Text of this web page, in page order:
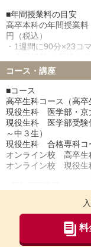
■年間授業料の目安
高卒本科の年間授業
円（税込）
・1週間に90分×23コ
・年間の週数は26週
集団授業702時間)。
度テスト・入試問題演
・上記に、季節講習・
■授業料以外の費用
〇入塾金 110,000円
〇年間カリキュラム
〇年間諸費（模試受
550,000円（税込）
★現役生（中学・高校
コース・講座
■コース
高卒生科コース（高卒
現役生科 医学部・京
現役生科 医学部受験
～中３生）
現役生科 合格専科コ
オンライン校 高卒生
オンライン校 現役生
●～２０２５年３月１
（入塾決定からすぐ
●２０２５年３月１
●２０２５年４月１７
料